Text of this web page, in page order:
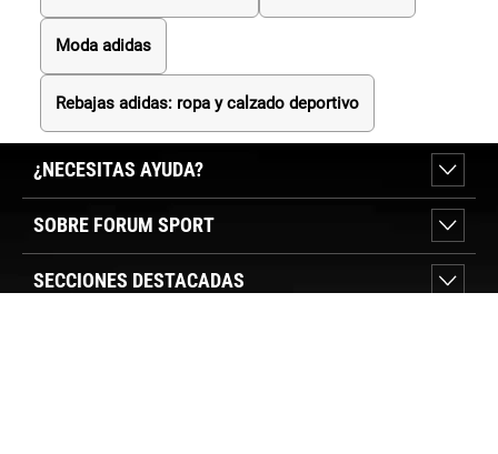
Moda adidas
Rebajas adidas: ropa y calzado deportivo
¿NECESITAS AYUDA?
SOBRE FORUM SPORT
SECCIONES DESTACADAS